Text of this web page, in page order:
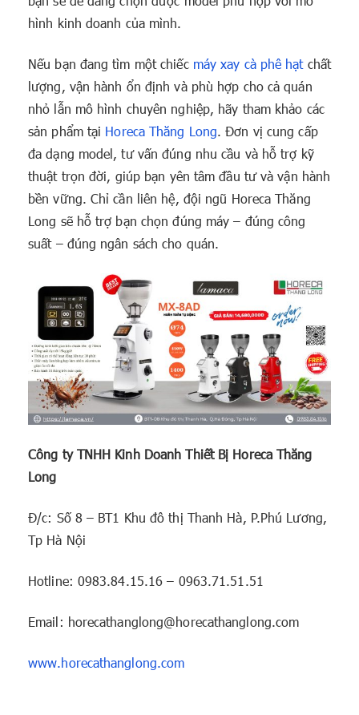
hình kinh doanh của mình.
Nếu bạn đang tìm một chiếc máy xay cà phê hạtchất
lượng, vận hành ổn định và phù hợp cho cả quán
nhỏ lẫn mô hình chuyên nghiệp, hãy tham khảo các
sản phẩm tại Horeca Thăng Long. Đơn vị cung cấp
đa dạng model, tư vấn đúng nhu cầu và hỗ trợ kỹ
thuật trọn đời, giúp bạn yên tâm đầu tư và vận hành
bền vững. Chỉ cần liên hệ, đội ngũ Horeca Thăng
Long sẽ hỗ trợ bạn chọn đúng máy – đúng công
suất – đúng ngân sách cho quán.
Công ty TNHH Kinh Doanh Thiết Bị Horeca Thăng
Long
Đ/c: Số 8 – BT1 Khu đô thị Thanh Hà, P.Phú Lương,
Tp Hà Nội
Hotline: 0983.84.15.16 – 0963.71.51.51
Email: horecathanglong@horecathanglong.com
www.horecathanglong.com